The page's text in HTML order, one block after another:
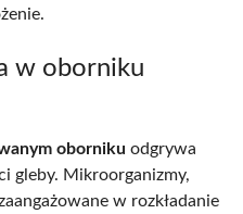
w oborniku
oborniku odgrywa
gleby. Mikroorganizmy,
w rozkładanie